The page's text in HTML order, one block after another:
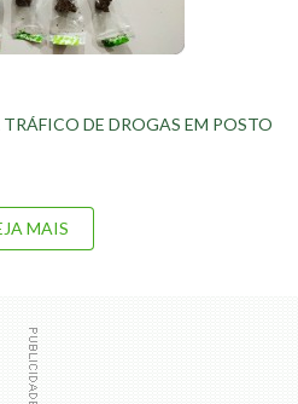
DE DROGAS EM POSTO
MAIS